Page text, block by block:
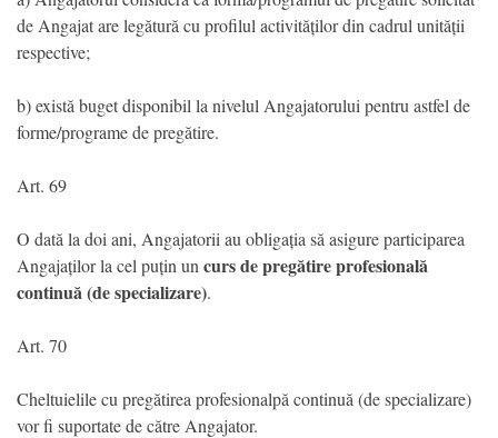
de Angajat are legătură cu profilul activităților din cadrul unității
respective;
b) există buget disponibil la nivelul Angajatorului pentru astfel de
forme/programe de pregătire.
Art. 69
O dată la doi ani, Angajatorii au obligația să asigure participarea
Angajaților la cel puțin un curs de pregătire profesională
continuă (de specializare).
Art. 70
Cheltuielile cu pregătirea profesionalpă continuă (de specializare)
vor fi suportate de către Angajator.